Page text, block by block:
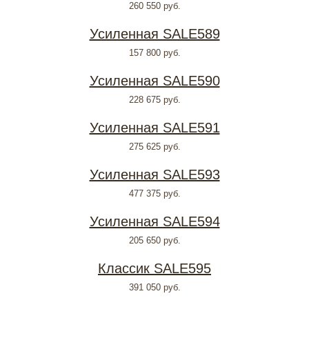
260 550руб.
Усиленная SALE589
157 800руб.
Усиленная SALE590
228 675руб.
Усиленная SALE591
275 625руб.
Усиленная SALE593
477 375руб.
Усиленная SALE594
205 650руб.
Классик SALE595
391 050руб.